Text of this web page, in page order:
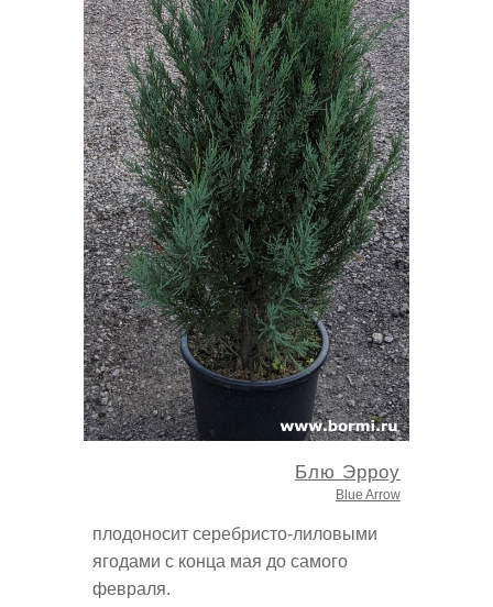
Блю Эрроу
Blue Arrow
плодоносит серебристо-лиловыми
ягодами с конца мая до самого
февраля.